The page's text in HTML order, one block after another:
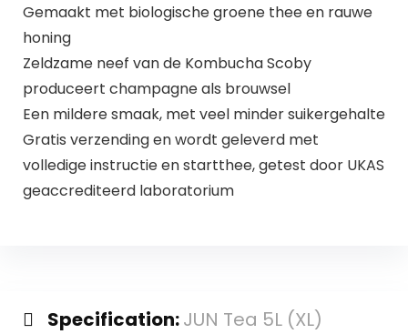
Gemaakt met biologische groene thee en rauwe
honing
Zeldzame neef van de Kombucha Scoby
produceert champagne als brouwsel
Een mildere smaak, met veel minder suikergehalte
Gratis verzending en wordt geleverd met
volledige instructie en startthee, getest door UKAS
geaccrediteerd laboratorium
Specification:JUN Tea 5L (XL)